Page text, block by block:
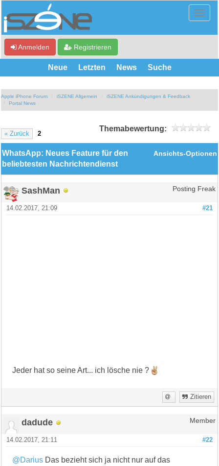
Anmelden Registrieren
Neue Letzten News Suche
Apple iPhone Forum iSZENE Allgemein
iSZENE Ankündigungen & Feedback
Portal News
« Zurück 2
Themabewertung:
Ansichts-Optionen
WhatsApp: Neues Feature für den
beliebtesten Nachrichtendienst
SashMan Posting Freak
#21
14.02.2017, 21:09
Jeder hat so seine Art... ich lösche nie ?
Zitieren
dadude Member
#22
14.02.2017, 21:11
@Darius Das bezieht sich ja nicht nur auf das